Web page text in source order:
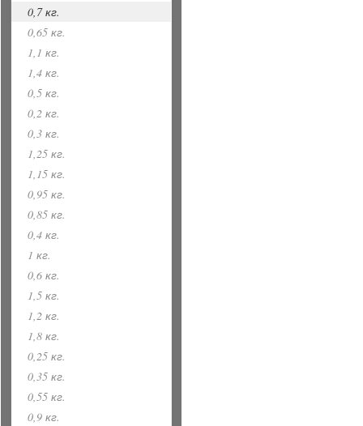
0,7 кг.
0,65 кг.
1,1 кг.
1,4 кг.
0,5 кг.
0,2 кг.
0,3 кг.
1,25 кг.
1,15 кг.
0,95 кг.
0,85 кг.
0,4 кг.
1 кг.
0,6 кг.
1,5 кг.
1,2 кг.
1,8 кг.
0,25 кг.
0,35 кг.
0,55 кг.
0,9 кг.